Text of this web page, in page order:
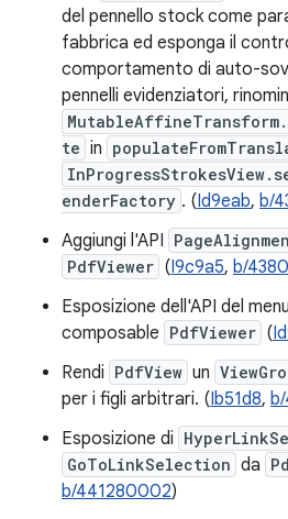
del pennello stock come
fabbrica ed esponga il
comportamento di auto-
pennelli evidenziatori,
te in
enderFactory . (Id9eab, b/
Aggiungi l'API
PdfViewer (I9c9a5, b/
Esposizione dell'API del
composable PdfViewer (
Rendi PdfView un
per i figli arbitrari. (Ib51d8,
Esposizione di
GoToLinkSelection da
b/441280002)